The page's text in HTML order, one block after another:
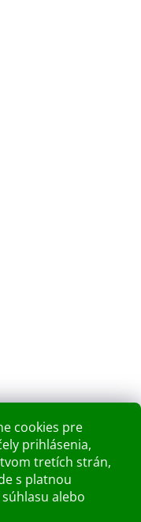
cookies pre
prihlásenia,
tretích strán,
s platnou
alebo